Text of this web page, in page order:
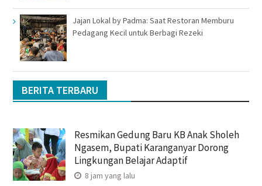
Jajan Lokal by Padma: Saat Restoran Memburu
Pedagang Kecil untuk Berbagi Rezeki
BERITA TERBARU
Resmikan Gedung Baru KB Anak Sholeh
Ngasem, Bupati Karanganyar Dorong
Lingkungan Belajar Adaptif
8 jam yang lalu